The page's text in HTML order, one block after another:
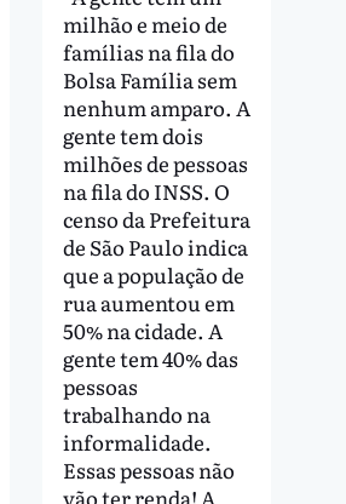
milhão e meio de
famílias na fila do
Bolsa Família sem
nenhum amparo. A
gente tem dois
milhões de pessoas
na fila do INSS. O
censo da Prefeitura
de São Paulo indica
que a população de
rua aumentou em
50% na cidade. A
gente tem 40% das
pessoas
trabalhando na
informalidade.
Essas pessoas não
vão ter renda! A